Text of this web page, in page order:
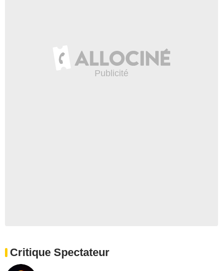
Critique Spectateur